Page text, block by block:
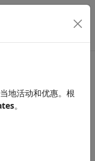
地活动和优惠。根
。